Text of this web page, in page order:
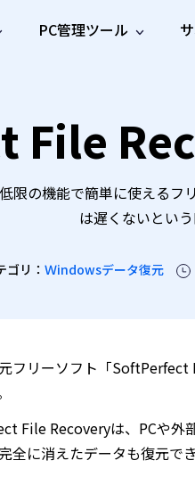
データ復元
動画修
復
写真修
復
音声修
動画高
画質化
PC管理ツール
File Deleter
を検出・削除
Cleamio
品
リーンアップ＆最適化
ガイド
イドセンター
ド
処法の機能で簡単に使えるフ
は遅くないという
ゴリ： Ｗindowsデータ復元
フリーソフト「SoftPerfect
File Recoveryは、PCや外
全に消えたデータも復元でき